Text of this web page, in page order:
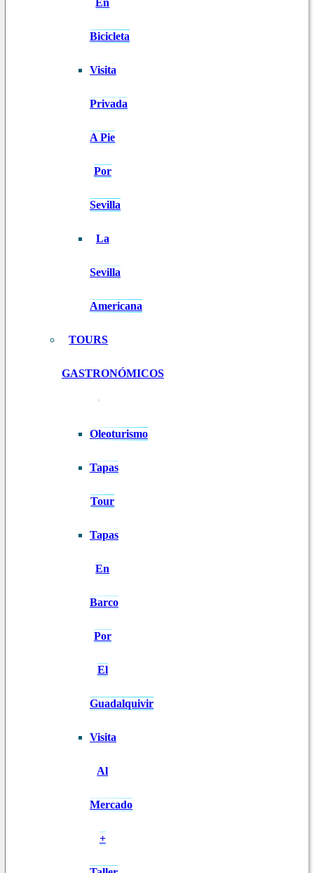
En
Bicicleta
Visita
Privada
A Pie
Por
Sevilla
La
Sevilla
Americana
TOURS
GASTRONÓMICOS
Oleoturismo
Tapas
Tour
Tapas
En
Barco
Por
El
Guadalquivir
Visita
Al
Mercado
+